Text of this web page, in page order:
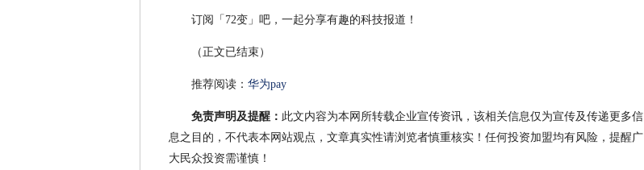
订阅「72变」吧，一起分享有趣的科技报道！
（正文已结束）
推荐阅读： 华为pay
免责声明及提醒： 此文内容为本网所转载企业宣传资讯，该相关信息仅为宣传及传递更多信
息之目的，不代表本网站观点，文章真实性请浏览者慎重核实！任何投资加盟均有风险，提醒广
大民众投资需谨慎！